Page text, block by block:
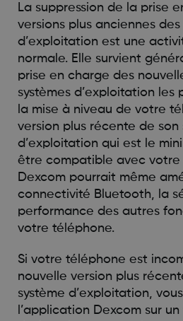
La suppression de la prise
versions plus anciennes des
d’exploitation est une
normale. Elle survient
prise en charge des
systèmes d’exploitation les
la mise à niveau de votre
version plus récente de son
d’exploitation qui est le
être compatible avec
Dexcom pourrait même
connectivité Bluetooth, la
performance des autres
votre téléphone.
Si votre téléphone est
nouvelle version plus
système d’exploitation,
l’application Dexcom sur